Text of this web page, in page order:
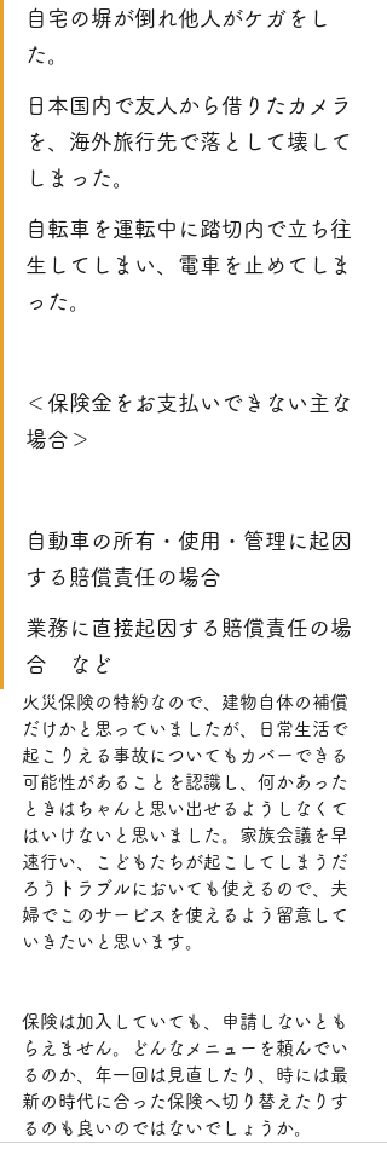
自宅の塀が倒れ他人がケガをし
た。
日本国内で友人から借りたカメラ
を、海外旅行先で落として壊して
しまった。
自転車を運転中に踏切内で立ち往
生してしまい、電車を止めてしま
った。
＜保険金をお支払いできない主な
場合＞
自動車の所有・使用・管理に起因
する賠償責任の場合​
業務に直接起因する賠償責任の場
合　など
火災保険の特約なので、建物自体の補償
だけかと思っていましたが、日常生活で
起こりえる事故についてもカバーできる
可能性があることを認識し、何かあった
ときはちゃんと思い出せるようしなくて
はいけないと思いました。家族会議を早
速行い、こどもたちが起こしてしまうだ
ろうトラブルにおいても使えるので、夫
婦でこのサービスを使えるよう留意して
いきたいと思います。
保険は加入していても、申請しないとも
らえません。どんなメニューを頼んでい
るのか、年一回は見直したり、時には最
新の時代に合った保険へ切り替えたりす
るのも良いのではないでしょうか。